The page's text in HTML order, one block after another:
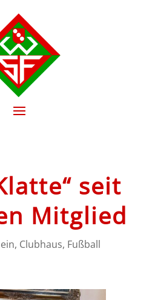
seit
Mitglied
, Clubhaus, Fußball